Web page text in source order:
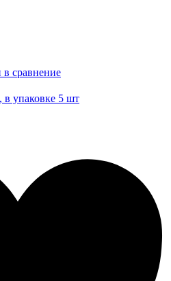
сравнение
в упаковке 5 шт